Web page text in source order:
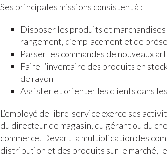
Ses principales missions consistent à :
Disposer les produits et
rangement, d’emplacement et de
Passer les commandes de nouveaux
Faire l’inventaire des produits en
de rayon
Assister et orienter les clients dans
L’employé de libre-service exerce ses
du directeur de magasin, du gérant ou du
commerce. Devant la multiplication des
distribution et des produits sur le marché,